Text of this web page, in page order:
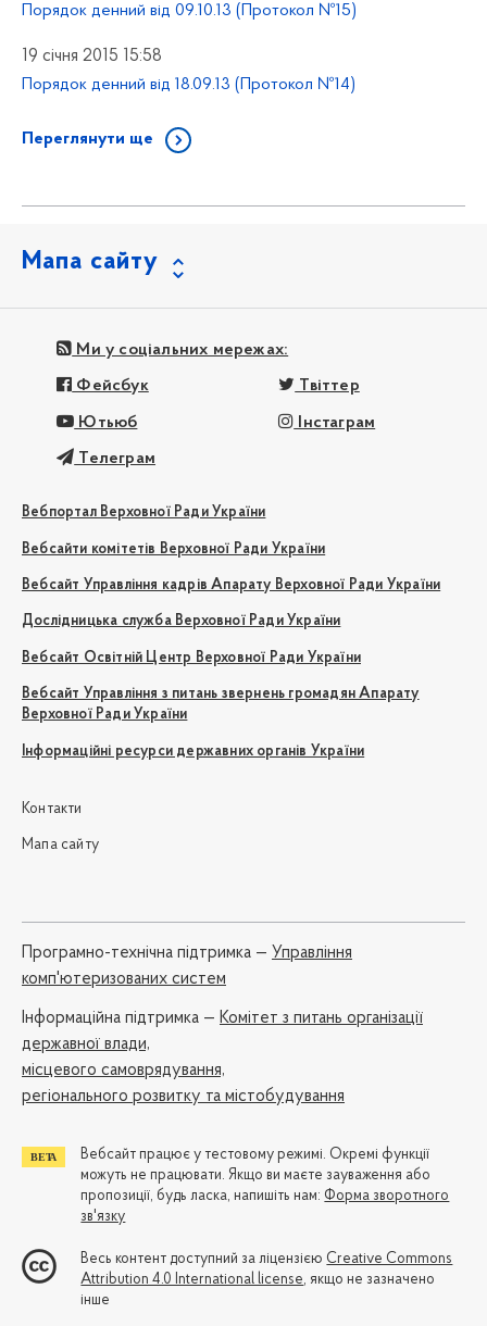
Порядок денний від 09.10.13 (Протокол №15)
19 січня 2015 15:58
Порядок денний від 18.09.13 (Протокол №14)
Переглянути ще
Мапа сайту
Ми у соціальних мережах:
Фейсбук Твіттер
Ютьюб Інстаграм
Телеграм
Вебпортал Верховної Ради України
Вебсайти комітетів Верховної Ради України
Вебсайт Управління кадрів Апарату Верховної Ради України
Дослідницька служба Верховної Ради України
Вебсайт Освітній Центр Верховної Ради України
Вебсайт Управління з питань звернень громадян Апарату
Верховної Ради України
Інформаційні ресурси державних органів України
Контакти
Мапа сайту
Програмно-технічна підтримка — Управління
комп'ютеризованих систем
Iнформаційна підтримка — Комітет з питань організації
державної влади,
місцевого самоврядування,
регіонального розвитку та містобудування
Вебсайт працює у тестовому режимі. Окремі функції
можуть не працювати. Якщо ви маєте зауваження або
пропозиції, будь ласка, напишіть нам: Форма зворотного
зв'язку
Весь контент доступний за ліцензією Creative Commons
Attribution 4.0 International license, якщо не зазначено
інше